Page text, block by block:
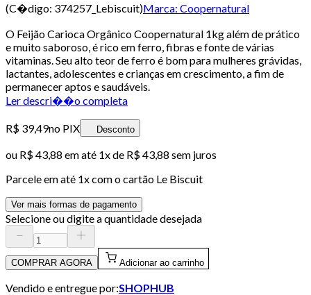
(C�digo: 374257_Lebiscuit)Marca: Coopernatural
O Feijão Carioca Orgânico Coopernatural 1kg além de prático
e muito saboroso, é rico em ferro, fibras e fonte de várias
vitaminas. Seu alto teor de ferro é bom para mulheres grávidas,
lactantes, adolescentes e crianças em crescimento, a fim de
permanecer aptos e saudáveis.
Ler descri��o completa
R$ 39,49no PIX Desconto
ou R$ 43,88 em até 1x de R$ 43,88 sem juros
Parcele em até 1x com o cartão Le Biscuit
Ver mais formas de pagamento
Selecione ou digite a quantidade desejada
COMPRAR AGORA Adicionar ao carrinho
Vendido e entregue por:SHOPHUB